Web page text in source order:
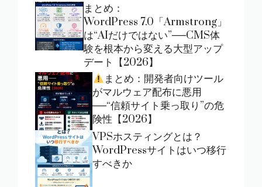
まとめ：
WordPress 7.0「Armstrong」
は“AIだけではない”──CMS体
験を根本から変える大型アップ
デート【2026】
まとめ：開発者向けツール
がマルウェア配布に悪用
──“信頼サイト乗っ取り”の危
険性【2026】
VPSホスティングとは？
WordPressサイトはいつ移行
すべきか